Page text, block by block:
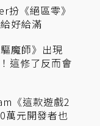
扮《絕區零》
好給滿
魔師》出現
這修了反而會
《這款遊戲2
萬元開發者也